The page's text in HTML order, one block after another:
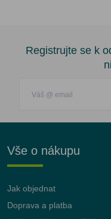
Registrujte se k
Vše o nákupu
Jak objednat
Doprava a platba